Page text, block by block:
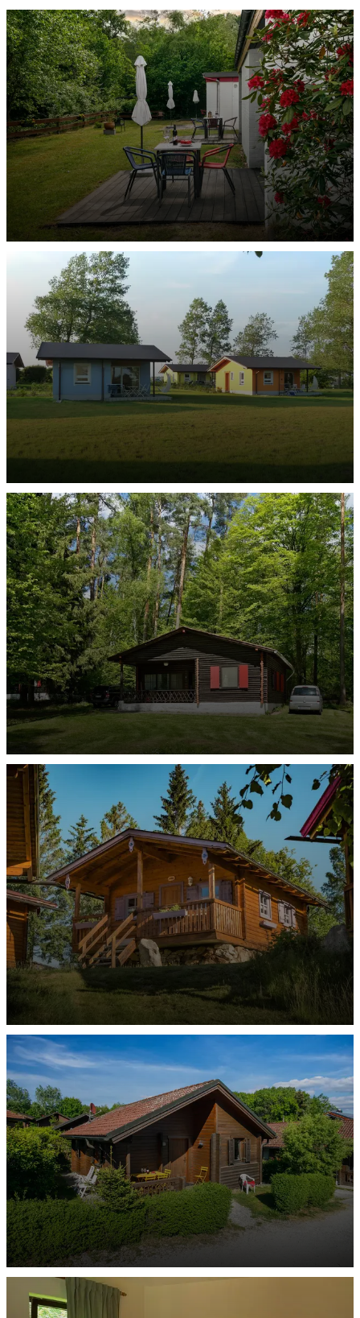
Ferienwohnung Wingst
ENTDECKEN
Ferienhäuser Rügen
ENTDECKEN
Ferienhäuser Hünfeld
ENTDECKEN
Ferienhäuser Lackenhäuser
ENTDECKEN
Ferienhäuser Viechtach